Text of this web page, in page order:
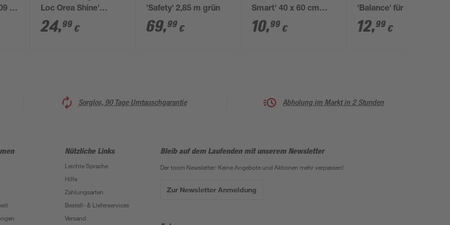
x
Loc Orea Shine'
Edelstahl glänzend
20,5 x 12,5 x 7,5 cm
24,99 €
'Safety' 2,85 m grün
69,99 €
Smart' 40 x 60 cm
Welcome Home braun
10,99 €
'Balance' für Schuhe,
74 x 15 x 60 cm
12,99 €
Sorglos, 90 Tage Umtauschgarantie Abholung im Markt in 2 Stunden
Nützliche Links
Leichte Sprache
Hilfe
Zahlungsarten
Bestell- & Lieferservices
Versand
Bleib auf dem Laufenden mit unserem Newsletter
Der toom Newsletter: Keine Angebote und Aktionen mehr verpassen!
Zur Newsletter Anmeldung